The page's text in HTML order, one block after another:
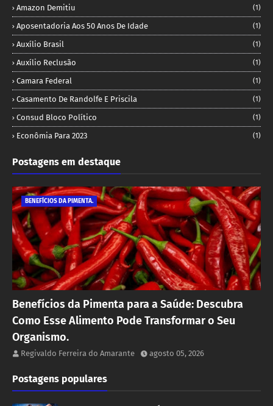
Amazon Demitiu (1)
Aposentadoria Aos 50 Anos De Idade (1)
Auxílio Brasil (1)
Auxílio Reclusão (1)
Camara Federal (1)
Casamento De Randolfe E Priscila (1)
Consud Bloco Político (1)
Econômia Para 2023 (1)
Postagens em destaque
BENEFÍCIOS DA PIMENTA.
Benefícios da Pimenta para a Saúde: Descubra
Como Esse Alimento Pode Transformar o Seu
Organismo.
Regivaldo Ferreira do Amarante agosto 05, 2026
Postagens populares